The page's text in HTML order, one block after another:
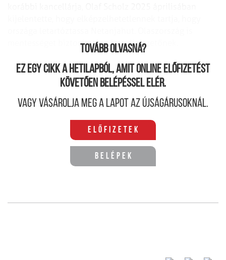
mentességet biztosított az izraeli vezetőnek.
Tovább olvasná?
Ez egy cikk a hetilapból, amit online előfizetést
követően belépéssel elér.
Vagy vásárolja meg a lapot az újságárusoknál.
Előfizetek
Belépek